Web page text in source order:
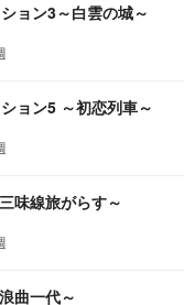
ョン3～白雲の城～
ョン5 ～初恋列車～
味線旅がらす～
曲一代～